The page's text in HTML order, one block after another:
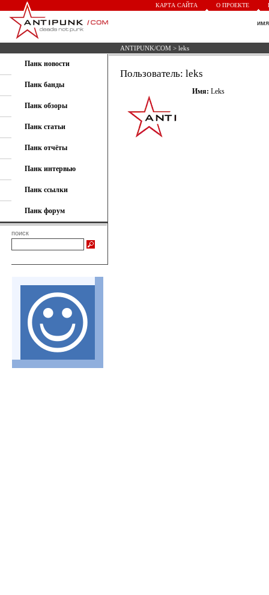
КАРТА САЙТА О ПРОЕКТЕ
ANTIPUNK/COM > leks
Панк новости
Панк банды
Панк обзоры
Панк статьи
Панк отчёты
Панк интервью
Панк ссылки
Панк форум
поиск
Пользователь: leks
Имя: Leks